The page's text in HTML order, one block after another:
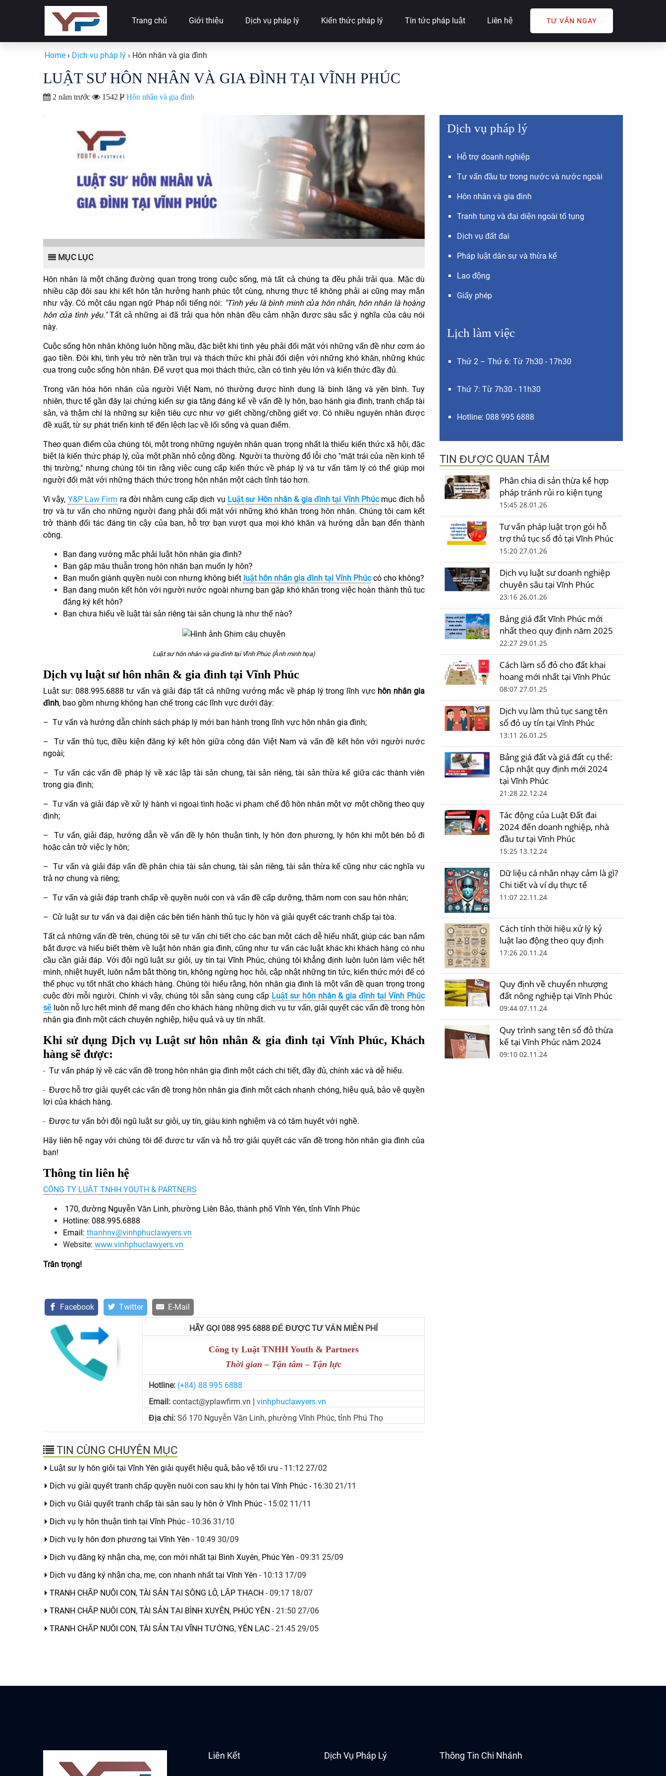
Trang chủ Giới thiệu Dịch vụ pháp lý Kiến thức pháp lý Tin tức pháp luật Liên hệ TƯ VẤN NGAY
Home › Dịch vụ pháp lý › Hôn nhân và gia đình
LUẬT SƯ HÔN NHÂN VÀ GIA ĐÌNH TẠI VĨNH PHÚC
2 năm trước 1542 Hôn nhân và gia đình
MỤC LỤC
Hôn nhân là một chặng đường quan trọng trong cuộc sống, mà tất cả chúng ta đều phải trải qua. Mặc dù
nhiều cặp đôi sau khi kết hôn tận hưởng hạnh phúc tột cùng, nhưng thực tế không phải ai cũng may mắn
như vậy. Có một câu ngạn ngữ Pháp nổi tiếng nói: "Tình yêu là bình minh của hôn nhân, hôn nhân là hoàng
hôn của tình yêu."Tất cả những ai đã trải qua hôn nhân đều cảm nhận được sâu sắc ý nghĩa của câu nói
này.
Cuộc sống hôn nhân không luôn hồng mầu, đặc biệt khi tình yêu phải đối mặt với những vấn đề như cơm áo
gạo tiền. Đôi khi, tình yêu trở nên trần trụi và thách thức khi phải đối diện với những khó khăn, những khúc
cua trong cuộc sống hôn nhân. Để vượt qua mọi thách thức, cần có tình yêu lớn và kiến thức đầy đủ.
Trong văn hóa hôn nhân của người Việt Nam, nó thường được hình dung là bình lặng và yên bình. Tuy
nhiên, thực tế gần đây lại chứng kiến sự gia tăng đáng kể về vấn đề ly hôn, bạo hành gia đình, tranh chấp tài
sản, và thậm chí là những sự kiện tiêu cực như vợ giết chồng/chồng giết vợ. Có nhiều nguyên nhân được
đề xuất, từ sự phát triển kinh tế đến lệch lạc về lối sống và quan điểm.
Theo quan điểm của chúng tôi, một trong những nguyên nhân quan trọng nhất là thiếu kiến thức xã hội, đặc
biệt là kiến thức pháp lý, của một phần nhỏ cộng đồng. Người ta thường đổ lỗi cho "mặt trái của nền kinh tế
thị trường," nhưng chúng tôi tin rằng việc cung cấp kiến thức về pháp lý và tư vấn tâm lý có thể giúp mọi
người đối mặt với những thách thức trong hôn nhân một cách tỉnh táo hơn.
Vì vậy, Y&P Law Firm ra đời nhằm cung cấp dịch vụ Luật sư Hôn nhân & gia đình tại Vĩnh Phúc mục đích hỗ
trợ và tư vấn cho những người đang phải đối mặt với những khó khăn trong hôn nhân. Chúng tôi cam kết
trở thành đối tác đáng tin cậy của bạn, hỗ trợ bạn vượt qua mọi khó khăn và hướng dẫn bạn đến thành
công.
Bạn đang vướng mắc phải luật hôn nhân gia đình?
Bạn gặp mâu thuẫn trong hôn nhân bạn muốn ly hôn?
Bạn muốn giành quyền nuôi con nhưng không biết luật hôn nhân gia đình tại Vĩnh Phúccó cho không?
Bạn đang muôn kết hôn với người nước ngoài nhưng bạn gặp khó khăn trong việc hoàn thành thủ tục
đăng ký kết hôn?
Bạn chưa hiểu về luật tài sản riêng tài sản chung là như thế nào?
Luật sư hôn nhân và gia đình tại Vĩnh Phúc (Ảnh minh họa)
Dịch vụ luật sưhôn nhân & gia đình tại Vĩnh Phúc
Luật sư: 088.995.6888 tư vấn và giải đáp tất cả những vướng mắc về pháp lý trong lĩnh vực hôn nhân gia
đình, bao gồm nhưng không hạn chế trong các lĩnh vực dưới đây:
– Tư vấn và hướng dẫn chính sách pháp lý mới ban hành trong lĩnh vực hôn nhân gia đình;
– Tư vấn thủ tục, điều kiện đăng ký kết hôn giữa công dân Việt Nam và vấn đề kết hôn với người nước
ngoài;
– Tư vấn các vấn đề pháp lý về xác lập tài sản chung, tài sản riêng, tài sản thừa kế giữa các thành viên
trong gia đình;
– Tư vấn và giải đáp về xử lý hành vi ngoại tình hoặc vi phạm chế độ hôn nhân một vợ một chồng theo quy
định;
– Tư vấn, giải đáp, hướng dẫn về vấn đề ly hôn thuận tình, ly hôn đơn phương, ly hôn khi một bên bỏ đi
hoặc cản trở việc ly hôn;
– Tư vấn và giải đáp vấn đề phân chia tài sản chung, tài sản riêng, tài sản thừa kế cũng như các nghĩa vụ
trả nợ chung và riêng;
– Tư vấn và giải đáp tranh chấp về quyền nuôi con và vấn đề cấp dưỡng, thăm nom con sau hôn nhân;
– Cử luật sư tư vấn và đại diện các bên tiến hành thủ tục ly hôn và giải quyết các tranh chấp tại tòa.
Tất cả những vấn đề trên, chúng tôi sẽ tư vấn chi tiết cho các bạn một cách dễ hiểu nhất, giúp các bạn nắm
bắt được và hiểu biết thêm về luật hôn nhân gia đình, cũng như tư vấn các luật khác khi khách hàng có nhu
cầu cần giải đáp. Với đội ngũ luật sư giỏi, uy tín tại Vĩnh Phúc, chúng tôi khẳng định luôn luôn làm việc hết
mình, nhiệt huyết, luôn nắm bắt thông tin, không ngừng học hỏi, cập nhật những tin tức, kiến thức mới để có
thể phục vụ tốt nhất cho khách hàng. Chúng tôi hiểu rằng, hôn nhân gia đình là một vấn đề quan trọng trong
cuộc đời mỗi người. Chính vì vậy, chúng tôi sẵn sàng cung cấp Luật sư hôn nhân & gia đình tại Vĩnh Phúc
sẽ luôn nỗ lực hết mình để mang đến cho khách hàng những dịch vụ tư vấn, giải quyết các vấn đề trong hôn
nhân gia đình một cách chuyên nghiệp, hiệu quả và uy tín nhất.
Khi sử dụng Dịch vụ Luật sư hôn nhân & gia đình tại Vĩnh Phúc,Khách
hàng sẽ được:
- Tư vấn pháp lý về các vấn đề trong hôn nhân gia đình một cách chi tiết, đầy đủ, chính xác và dễ hiểu.
-Được hỗ trợ giải quyết các vấn đề trong hôn nhân gia đình một cách nhanh chóng, hiệu quả, bảo vệ quyền
lợi của khách hàng.
- Được tư vấn bởi đội ngũ luật sư giỏi, uy tín, giàu kinh nghiệm và có tâm huyết với nghề.
Hãy liên hệ ngay với chúng tôi để được tư vấn và hỗ trợ giải quyết các vấn đề trong hôn nhân gia đình của
bạn!
Thông tin liên hệ
CÔNG TY LUẬT TNHH YOUTH & PARTNERS
170, đường Nguyễn Văn Linh, phường Liên Bảo, thành phố Vĩnh Yên, tỉnh Vĩnh Phúc
Hotline: 088.995.6888
Email: thanhnv@vinhphuclawyers.vn
Website: www.vinhphuclawyers.vn
Trân trọng!
Facebook Twitter E-Mail
HÃY GỌI 088 995 6888 ĐỂ ĐƯỢC TƯ VẤN MIỄN PHÍ
Công ty Luật TNHH Youth & Partners
Thời gian – Tận tâm – Tận lực
Hotline: (+84) 88 995 6888
Email: contact@yplawfirm.vn
vinhphuclawyers.vn
Địa chỉ: Số 170 Nguyễn Văn Linh, phường Vĩnh Phúc, tỉnh Phú Thọ
TIN CÙNG CHUYÊN MỤC
Luật sư ly hôn giỏi tại Vĩnh Yên giải quyết hiệu quả, bảo vệ tối ưu - 11:12 27/02
Dịch vụ giải quyết tranh chấp quyền nuôi con sau khi ly hôn tại Vĩnh Phúc - 16:30 21/11
Dịch vụ Giải quyết tranh chấp tài sản sau ly hôn ở Vĩnh Phúc - 15:02 11/11
Dịch vụ ly hôn thuận tình tại Vĩnh Phúc - 10:36 31/10
Dịch vụ ly hôn đơn phương tại Vĩnh Yên - 10:49 30/09
Dịch vụ đăng ký nhận cha, mẹ, con mới nhất tại Bình Xuyên, Phúc Yên - 09:31 25/09
Dịch vụ đăng ký nhận cha, mẹ, con nhanh nhất tại Vĩnh Yên - 10:13 17/09
TRANH CHẤP NUÔI CON, TÀI SẢN TẠI SÔNG LÔ, LẬP THẠCH - 09:17 18/07
TRANH CHẤP NUÔI CON, TÀI SẢN TẠI BÌNH XUYÊN, PHÚC YÊN - 21:50 27/06
TRANH CHẤP NUÔI CON, TÀI SẢN TẠI VĨNH TƯỜNG, YÊN LẠC - 21:45 29/05
Dịch vụ pháp lý
Hỗ trợ doanh nghiệp
Tư vấn đầu tư trong nước và nước ngoài
Hôn nhân và gia đình
Tranh tụng và đại diện ngoài tố tụng
Dịch vụ đất đai
Pháp luật dân sự và thừa kế
Lao động
Giấy phép
Lịch làm việc
Thứ 2 – Thứ 6: Từ 7h30 - 17h30
Thứ 7: Từ 7h30 - 11h30
Hotline: 088 995 6888
TIN ĐƯỢC QUAN TÂM
Phân chia di sản thừa kế hợp
pháp tránh rủi ro kiện tụng
15:45 28.01.26
Tư vấn pháp luật trọn gói hỗ
trợ thủ tục sổ đỏ tại Vĩnh Phúc
15:20 27.01.26
Dịch vụ luật sư doanh nghiệp
chuyên sâu tại Vĩnh Phúc
23:16 26.01.26
Bảng giá đất Vĩnh Phúc mới
nhất theo quy định năm 2025
22:27 29.01.25
Cách làm sổ đỏ cho đất khai
hoang mới nhất tại Vĩnh Phúc
08:07 27.01.25
Dịch vụ làm thủ tục sang tên
sổ đỏ uy tín tại Vĩnh Phúc
13:11 26.01.25
Bảng giá đất và giá đất cụ thể:
Cập nhật quy định mới 2024
tại Vĩnh Phúc
21:28 22.12.24
Tác động của Luật Đất đai
2024 đến doanh nghiệp, nhà
đầu tư tại Vĩnh Phúc
15:25 13.12.24
Dữ liệu cá nhân nhạy cảm là gì?
Chi tiết và ví dụ thực tế
11:07 22.11.24
Cách tính thời hiệu xử lý kỷ
luật lao động theo quy định
17:26 20.11.24
Quy định về chuyển nhượng
đất nông nghiệp tại Vĩnh Phúc
09:44 07.11.24
Quy trình sang tên sổ đỏ thừa
kế tại Vĩnh Phúc năm 2024
09:10 02.11.24
Liên Kết Dịch Vụ Pháp Lý Thông Tin Chi Nhánh